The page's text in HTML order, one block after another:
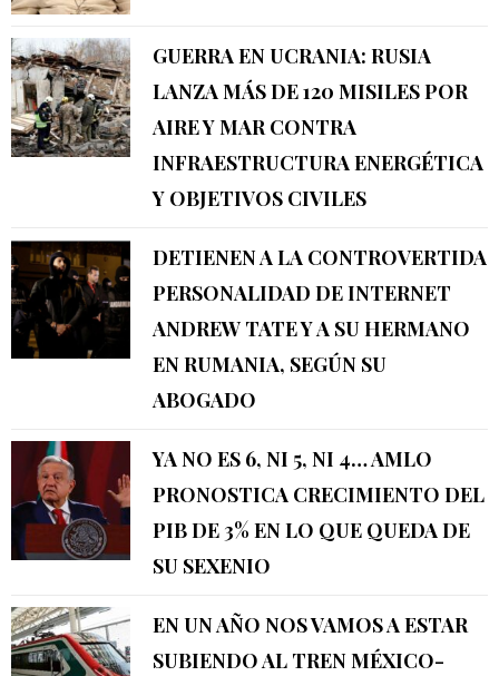
GUERRA EN UCRANIA: RUSIA
LANZA MÁS DE 120 MISILES POR
AIRE Y MAR CONTRA
INFRAESTRUCTURA ENERGÉTICA
Y OBJETIVOS CIVILES
DETIENEN A LA CONTROVERTIDA
PERSONALIDAD DE INTERNET
ANDREW TATE Y A SU HERMANO
EN RUMANIA, SEGÚN SU
ABOGADO
YA NO ES 6, NI 5, NI 4… AMLO
PRONOSTICA CRECIMIENTO DEL
PIB DE 3% EN LO QUE QUEDA DE
SU SEXENIO
EN UN AÑO NOS VAMOS A ESTAR
SUBIENDO AL TREN MÉXICO-